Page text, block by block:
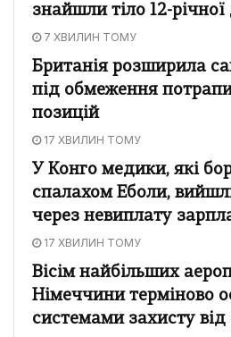
знайшли тіло 12-
7 ХВИЛИН ТОМУ
Британія розширила
під обмеження
позицій
17 ХВИЛИН ТОМУ
У Конго медики, які
спалахом Еболи,
через невиплату
17 ХВИЛИН ТОМУ
Вісім найбільших
Німеччини терміново
системами захисту від